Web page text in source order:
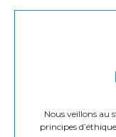
Nous veillons au
principes